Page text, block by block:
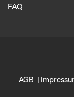
FAQ
AGB